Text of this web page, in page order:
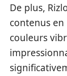
De plus,
contenus
couleurs